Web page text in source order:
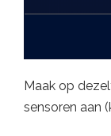
Maak op
sensoren aan